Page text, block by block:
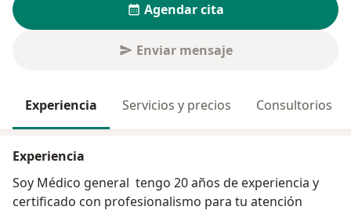
Agendar cita
Enviar mensaje
Experiencia Servicios y precios Consultorios
Experiencia
Soy Médico general tengo 20 años de experiencia y
certificado con profesionalismo para tu atención